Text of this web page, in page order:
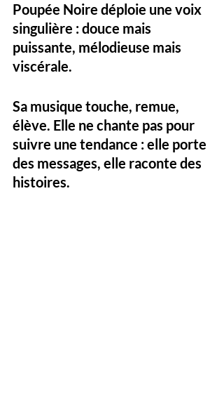
Poupée Noire déploie une voix
singulière : douce mais
puissante, mélodieuse mais
viscérale.
Sa musique touche, remue,
élève. Elle ne chante pas pour
suivre une tendance : elle porte
des messages, elle raconte des
histoires.